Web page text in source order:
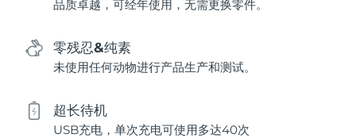
品质卓越，可经年使用，无需更换零件。
零残忍&纯素
未使用任何动物进行产品生产和测试。
超长待机
USB充电，单次充电可使用多达40次